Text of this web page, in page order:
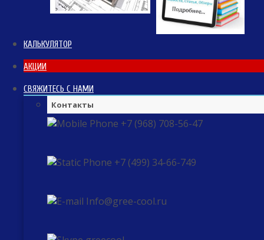
КАЛЬКУЛЯТОР
АКЦИИ
СВЯЖИТЕСЬ С НАМИ
Контакты
+7 (968) 708-56-47
+7 (499) 34-66-749
Info@gree-cool.ru